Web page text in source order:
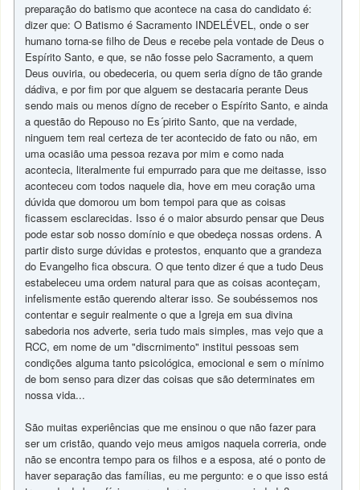
preparação do batismo que acontece na casa do candidato é:
dizer que: O Batismo é Sacramento INDELÉVEL, onde o ser
humano torna-se filho de Deus e recebe pela vontade de Deus o
Espírito Santo, e que, se não fosse pelo Sacramento, a quem
Deus ouviria, ou obedeceria, ou quem seria dígno de tão grande
dádiva, e por fim por que alguem se destacaria perante Deus
sendo mais ou menos dígno de receber o Espírito Santo, e ainda
a questão do Repouso no Es´pirito Santo, que na verdade,
ninguem tem real certeza de ter acontecido de fato ou não, em
uma ocasião uma pessoa rezava por mim e como nada
acontecia, literalmente fui empurrado para que me deitasse, isso
aconteceu com todos naquele dia, hove em meu coração uma
dúvida que domorou um bom tempoi para que as coisas
ficassem esclarecidas. Isso é o maior absurdo pensar que Deus
pode estar sob nosso domínio e que obedeça nossas ordens. A
partir disto surge dúvidas e protestos, enquanto que a grandeza
do Evangelho fica obscura. O que tento dizer é que a tudo Deus
estabeleceu uma ordem natural para que as coisas aconteçam,
infelismente estão querendo alterar isso. Se soubéssemos nos
contentar e seguir realmente o que a Igreja em sua divina
sabedoria nos adverte, seria tudo mais simples, mas vejo que a
RCC, em nome de um "discrnimento" institui pessoas sem
condições alguma tanto psicológica, emocional e sem o mínimo
de bom senso para dizer das coisas que são determinates em
nossa vida...
São muitas experiências que me ensinou o que não fazer para
ser um cristão, quando vejo meus amigos naquela correria, onde
não se encontra tempo para os filhos e a esposa, até o ponto de
haver separação das famílias, eu me pergunto: e o que isso está